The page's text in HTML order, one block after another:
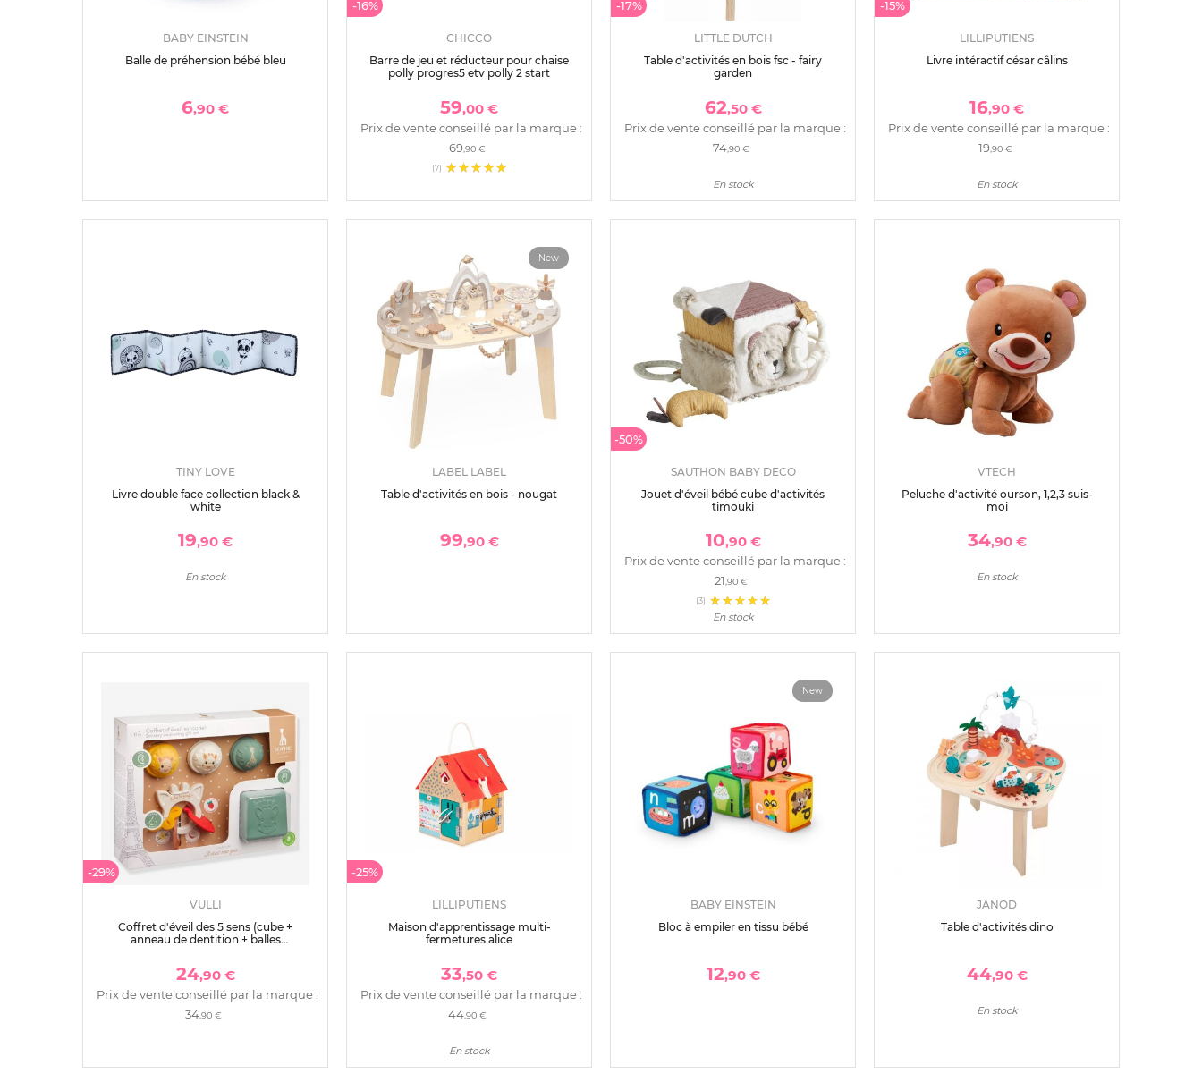
BABY EINSTEIN
Balle de préhension bébé bleu
6,90 €
-16%
CHICCO
Barre de jeu et réducteur pour chaise
polly progres5 etv polly 2 start
59,00 €
Prix de vente conseillé par la marque :
69,90 €
(7)
-17%
LITTLE DUTCH
Table d'activités en bois fsc - fairy
garden
62,50 €
Prix de vente conseillé par la marque :
74,90 €
En stock
-15%
LILLIPUTIENS
Livre intéractif césar câlins
16,90 €
Prix de vente conseillé par la marque :
19,90 €
En stock
TINY LOVE
Livre double face collection black &
white
19,90 €
En stock
New
LABEL LABEL
Table d'activités en bois - nougat
99,90 €
-50%
SAUTHON BABY DECO
Jouet d'éveil bébé cube d'activités
timouki
10,90 €
Prix de vente conseillé par la marque :
21,90 €
(3)
En stock
VTECH
Peluche d'activité ourson, 1,2,3 suis-
moi
34,90 €
En stock
-29%
VULLI
Coffret d'éveil des 5 sens (cube +
anneau de dentition + balles
24,90 €
Prix de vente conseillé par la marque :
34,90 €
-25%
LILLIPUTIENS
Maison d'apprentissage multi-
fermetures alice
33,50 €
Prix de vente conseillé par la marque :
44,90 €
En stock
New
BABY EINSTEIN
Bloc à empiler en tissu bébé
12,90 €
JANOD
Table d'activités dino
44,90 €
En stock